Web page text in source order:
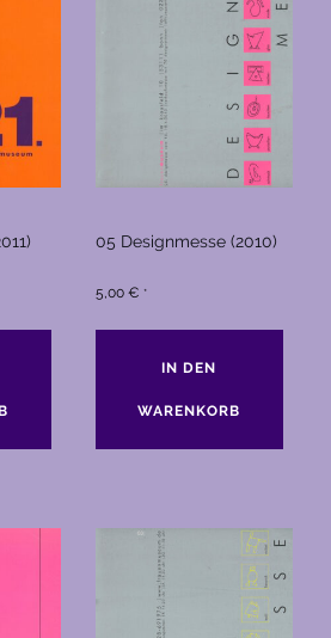
05 Designmesse (2010)
5,00 € *
IN DEN
WARENKORB